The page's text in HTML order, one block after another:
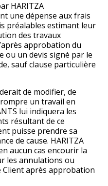
HARITZA
une dépense aux frais
préalables estimant leur
des travaux
approbation du
ou un devis signé par le
sauf clause particulière
de modifier, de
un travail en
lui indiquera les
résultant de ce
puisse prendre sa
de cause. HARITZA
aucun cas encourir la
les annulations ou
Client après approbation